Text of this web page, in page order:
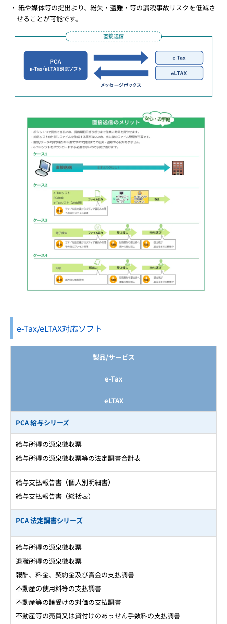
紙や媒体等の提出より、紛失・盗難・等の漏洩事故リスクを低減さ
せることが可能です。
e-Tax/eLTAX対応ソフト
製品/サービス
e-Tax
eLTAX
PCA 給与シリーズ
給与所得の源泉徴収票
給与所得の源泉徴収票等の法定調書合計表
給与支払報告書（個人別明細書）
給与支払報告書（総括表）
PCA 法定調書シリーズ
給与所得の源泉徴収票
退職所得の源泉徴収票
報酬、料金、契約金及び賞金の支払調書
不動産の使用料等の支払調書
不動産等の譲受けの対価の支払調書
不動産等の売買又は貸付けのあっせん手数料の支払調書